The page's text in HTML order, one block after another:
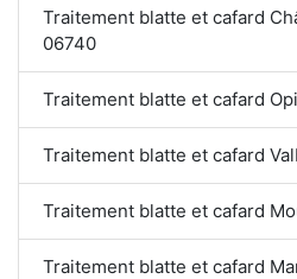
Traitement blatte et cafard
06740
Traitement blatte et cafard
Traitement blatte et cafard
Traitement blatte et cafard
Traitement blatte et cafard